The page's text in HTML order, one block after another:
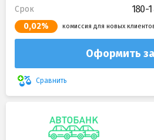
Срок 180-
0,02% комиссия для новых
Оформить
Сравнить